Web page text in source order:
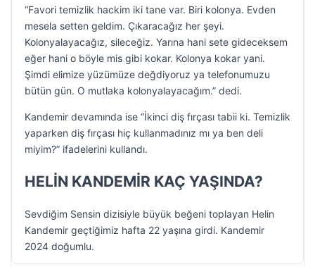
“Favori temizlik hackim iki tane var. Biri kolonya. Evden
mesela setten geldim. Çıkaracağız her şeyi.
Kolonyalayacağız, sileceğiz. Yarına hani sete gideceksem
eğer hani o böyle mis gibi kokar. Kolonya kokar yani.
Şimdi elimize yüzümüze değdiyoruz ya telefonumuzu
bütün gün. O mutlaka kolonyalayacağım.” dedi.
Kandemir devamında ise “İkinci diş fırçası tabii ki. Temizlik
yaparken diş fırçası hiç kullanmadınız mı ya ben deli
miyim?” ifadelerini kullandı.
HELİN KANDEMİR KAÇ YAŞINDA?
Sevdiğim Sensin dizisiyle büyük beğeni toplayan Helin
Kandemir geçtiğimiz hafta 22 yaşına girdi. Kandemir
2024 doğumlu.